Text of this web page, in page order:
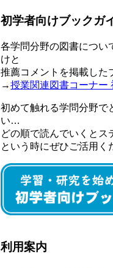
初学者向けブックガ
各学問分野の図書につい
けと
推薦コメントを掲載した
→授業関連図書コーナー
初めて触れる学問分野で
い…
どの順で読んでいくと
という時にぜひご活用く
利用案内